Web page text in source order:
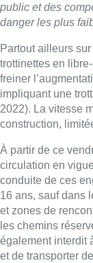
public et des
danger les plus
Partout ailleurs
trottinettes en
freiner
impliquant une
2022). La vitesse
construction,
À partir de ce
circulation en
conduite de ces
16 ans, sauf dans
et zones de
les chemins
également interdit
et de transporter